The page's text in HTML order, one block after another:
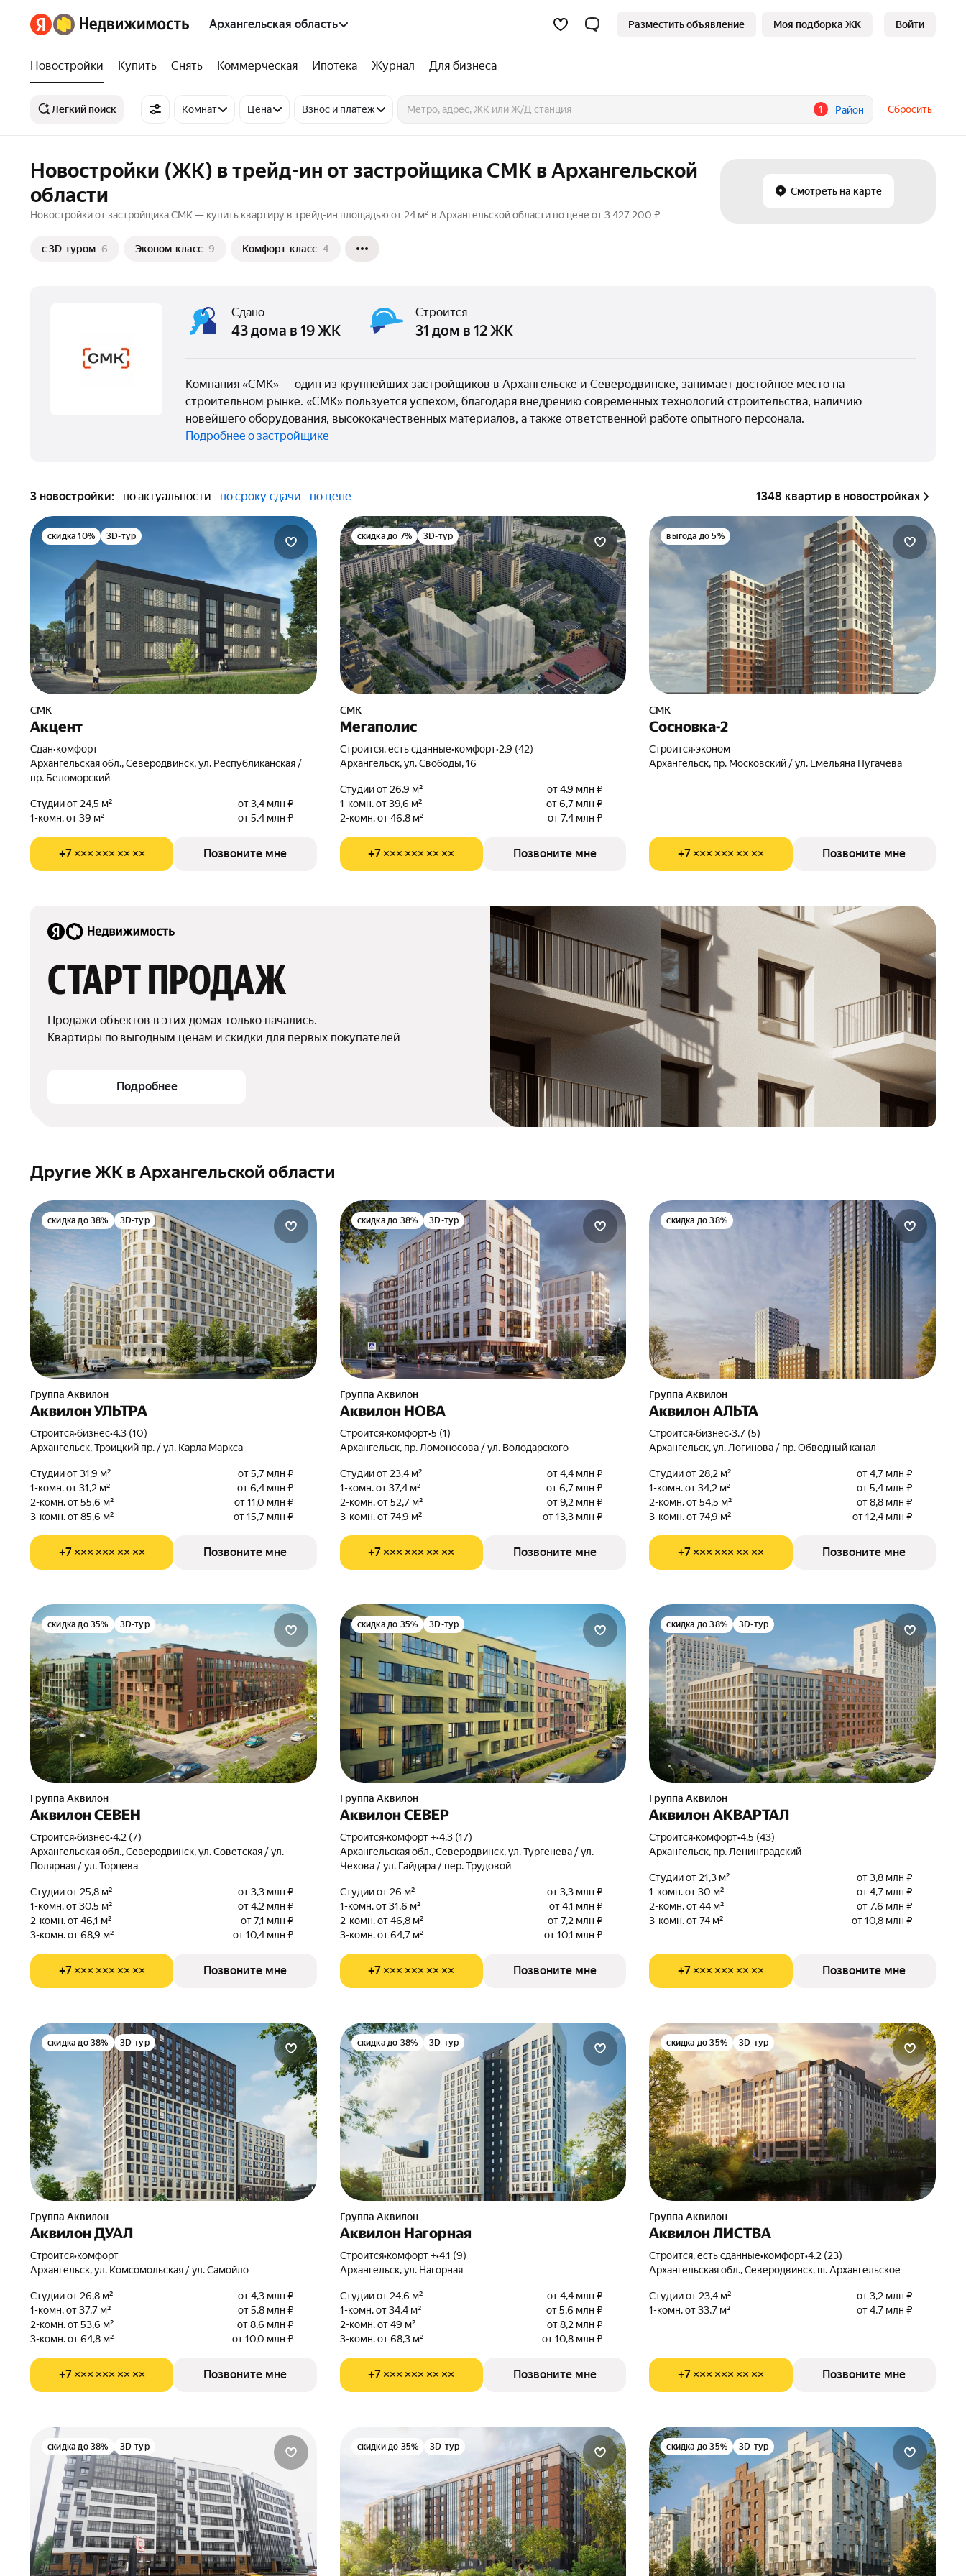
Архангельская область Разместить объявление Моя подборка ЖК Войти
Новостройки Купить Снять Коммерческая Ипотека Журнал Для бизнеса
Лёгкий поиск Комнат Цена Взнос и платёж 1 Район Сбросить
Новостройки (ЖК) в трейд-ин от застройщика СМК в Архангельской
области
Новостройки от застройщика СМК — купить квартиру в трейд-ин площадью от 24 м² в Архангельской области по цене от 3 427 200 ₽
c 3D-туром 6 Эконом-класс 9 Комфорт-класс 4
Смотреть на карте
Сдано
43 дома в 19 ЖК
Строится
31 дом в 12 ЖК
Компания «СМК» — один из крупнейших застройщиков в Архангельске и Северодвинске, занимает достойное место на
строительном рынке. «СМК» пользуется успехом, благодаря внедрению современных технологий строительства, наличию
новейшего оборудования, высококачественных материалов, а также ответственной работе опытного персонала.
Подробнее о застройщике
3 новостройки: по актуальности по сроку сдачи по цене 1348 квартир в новостройках
скидка 10% 3D-тур
СМК
Акцент
Сдан•комфорт
Архангельская обл., Северодвинск, ул. Республиканская /
пр. Беломорский
Студии от 24,5 м²
от 3,4 млн ₽
1-комн. от 39 м²
от 5,4 млн ₽
+7 ××× ××× ×× ×× Позвоните мне
скидка до 7% 3D-тур
СМК
Мегаполис
Строится, есть сданные•комфорт•2.9 (42)
Архангельск, ул. Свободы, 16
Студии от 26,9 м²
от 4,9 млн ₽
1-комн. от 39,6 м²
от 6,7 млн ₽
2-комн. от 46,8 м²
от 7,4 млн ₽
+7 ××× ××× ×× ×× Позвоните мне
выгода до 5%
СМК
Сосновка-2
Строится•эконом
Архангельск, пр. Московский / ул. Емельяна Пугачёва
+7 ××× ××× ×× ×× Позвоните мне
СТАРТ ПРОДАЖ
Продажи объектов в этих домах только начались.
Квартиры по выгодным ценам и скидки для первых покупателей
Подробнее
Другие ЖК в Архангельской области
скидка до 38% 3D-тур
Группа Аквилон
Аквилон УЛЬТРА
Строится•бизнес•4.3 (10)
Архангельск, Троицкий пр. / ул. Карла Маркса
Студии от 31,9 м²
от 5,7 млн ₽
1-комн. от 31,2 м²
от 6,4 млн ₽
2-комн. от 55,6 м²
от 11,0 млн ₽
3-комн. от 85,6 м²
от 15,7 млн ₽
+7 ××× ××× ×× ×× Позвоните мне
скидка до 38% 3D-тур
Группа Аквилон
Аквилон НОВА
Строится•комфорт•5 (1)
Архангельск, пр. Ломоносова / ул. Володарского
Студии от 23,4 м²
от 4,4 млн ₽
1-комн. от 37,4 м²
от 6,7 млн ₽
2-комн. от 52,7 м²
от 9,2 млн ₽
3-комн. от 74,9 м²
от 13,3 млн ₽
+7 ××× ××× ×× ×× Позвоните мне
скидка до 38%
Группа Аквилон
Аквилон АЛЬТА
Строится•бизнес•3.7 (5)
Архангельск, ул. Логинова / пр. Обводный канал
Студии от 28,2 м²
от 4,7 млн ₽
1-комн. от 34,2 м²
от 5,4 млн ₽
2-комн. от 54,5 м²
от 8,8 млн ₽
3-комн. от 74,9 м²
от 12,4 млн ₽
+7 ××× ××× ×× ×× Позвоните мне
скидка до 35% 3D-тур
Группа Аквилон
Аквилон СЕВЕН
Строится•бизнес•4.2 (7)
Архангельская обл., Северодвинск, ул. Советская / ул.
Полярная / ул. Торцева
Студии от 25,8 м²
от 3,3 млн ₽
1-комн. от 30,5 м²
от 4,2 млн ₽
2-комн. от 46,1 м²
от 7,1 млн ₽
3-комн. от 68,9 м²
от 10,4 млн ₽
+7 ××× ××× ×× ×× Позвоните мне
скидка до 35% 3D-тур
Группа Аквилон
Аквилон СЕВЕР
Строится•комфорт +•4.3 (17)
Архангельская обл., Северодвинск, ул. Тургенева / ул.
Чехова / ул. Гайдара / пер. Трудовой
Студии от 26 м²
от 3,3 млн ₽
1-комн. от 31,6 м²
от 4,1 млн ₽
2-комн. от 46,8 м²
от 7,2 млн ₽
3-комн. от 64,7 м²
от 10,1 млн ₽
+7 ××× ××× ×× ×× Позвоните мне
скидка до 38% 3D-тур
Группа Аквилон
Аквилон АКВАРТАЛ
Строится•комфорт•4.5 (43)
Архангельск, пр. Ленинградский
Студии от 21,3 м²
от 3,8 млн ₽
1-комн. от 30 м²
от 4,7 млн ₽
2-комн. от 44 м²
от 7,6 млн ₽
3-комн. от 74 м²
от 10,8 млн ₽
+7 ××× ××× ×× ×× Позвоните мне
скидка до 38% 3D-тур
Группа Аквилон
Аквилон ДУАЛ
Строится•комфорт
Архангельск, ул. Комсомольская / ул. Самойло
Студии от 26,8 м²
от 4,3 млн ₽
1-комн. от 37,7 м²
от 5,8 млн ₽
2-комн. от 53,6 м²
от 8,6 млн ₽
3-комн. от 64,8 м²
от 10,0 млн ₽
+7 ××× ××× ×× ×× Позвоните мне
скидка до 38% 3D-тур
Группа Аквилон
Аквилон Нагорная
Строится•комфорт +•4.1 (9)
Архангельск, ул. Нагорная
Студии от 24,6 м²
от 4,4 млн ₽
1-комн. от 34,4 м²
от 5,6 млн ₽
2-комн. от 49 м²
от 8,2 млн ₽
3-комн. от 68,3 м²
от 10,8 млн ₽
+7 ××× ××× ×× ×× Позвоните мне
скидка до 35% 3D-тур
Группа Аквилон
Аквилон ЛИСТВА
Строится, есть сданные•комфорт•4.2 (23)
Архангельская обл., Северодвинск, ш. Архангельское
Студии от 23,4 м²
от 3,2 млн ₽
1-комн. от 33,7 м²
от 4,7 млн ₽
+7 ××× ××× ×× ×× Позвоните мне
скидка до 38% 3D-тур скидки до 35% 3D-тур скидка до 35% 3D-тур